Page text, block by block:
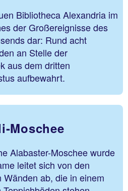
Bibliotheca Alexandria im
der Großereignisse des
dar: Rund acht
an Stelle der
aus dem dritten
aufbewahrt.
Moschee
Alabaster-Moschee wurde
leitet sich von den
ab, die in einem